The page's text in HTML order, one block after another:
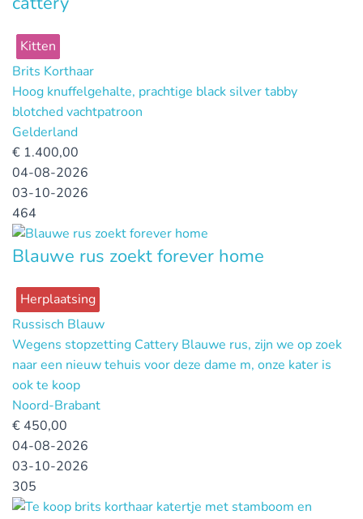
Kitten
Brits Korthaar
Hoog knuffelgehalte, prachtige black silver tabby
blotched vachtpatroon
Gelderland
€ 1.400,00
04-08-2026
03-10-2026
464
Blauwe rus zoekt forever home
Herplaatsing
Russisch Blauw
Wegens stopzetting Cattery Blauwe rus, zijn we op zoek
naar een nieuw tehuis voor deze dame m, onze kater is
ook te koop
Noord-Brabant
€ 450,00
04-08-2026
03-10-2026
305